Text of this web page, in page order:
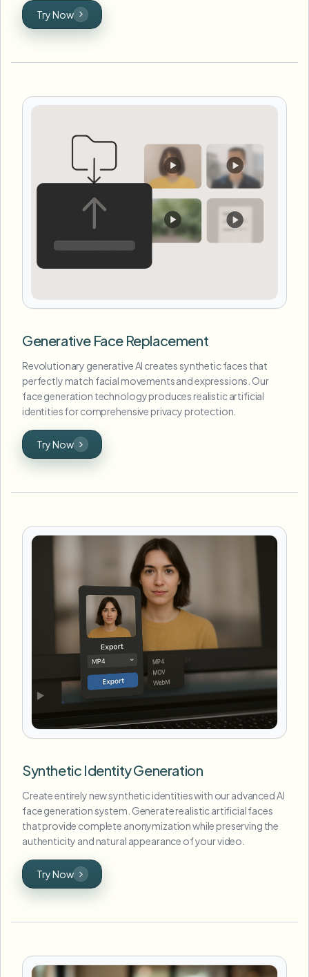
Try Now
Generative Face Replacement
Revolutionary generative AI creates synthetic faces that
perfectly match facial movements and expressions. Our
face generation technology produces realistic artificial
identities for comprehensive privacy protection.
Try Now
Synthetic Identity Generation
Create entirely new synthetic identities with our advanced AI
face generation system. Generate realistic artificial faces
that provide complete anonymization while preserving the
authenticity and natural appearance of your video.
Try Now